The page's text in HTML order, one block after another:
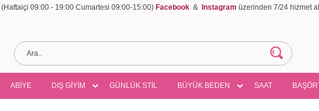
09:00 - 19:00 Cumartesi 09:00-15:00) Facebook & Instagram üzerinden 7/24 hizmet
ABİYE DIŞ GİYİM GÜNLÜK STİL BÜYÜK BEDEN SAAT